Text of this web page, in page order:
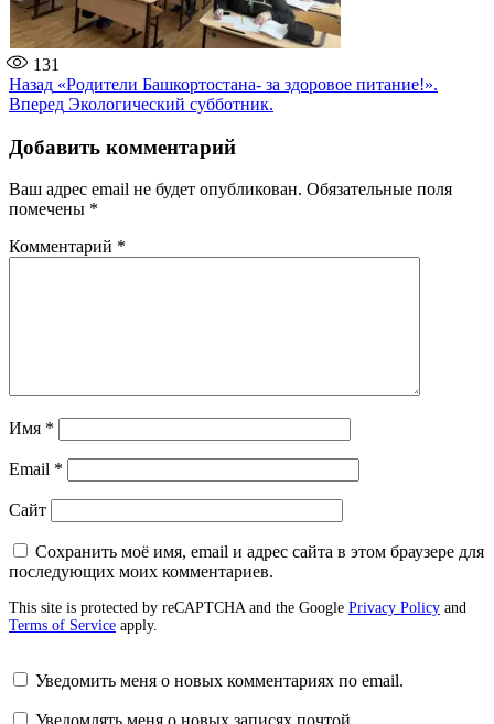
131
Навигация
по
записям
Назад Предыдущая
запись:
«Родители Башкортостана- за здоровое питание!».
Вперед Следующая
Экологический субботник.
Добавить комментарий
Ваш адрес email не будет опубликован. Обязательные поля
помечены *
Комментарий *
Имя *
Email *
Сайт
Сохранить моё имя, email и адрес сайта в этом браузере для
последующих моих комментариев.
This site is protected by reCAPTCHA and the Google Privacy Policy and
Terms of Service apply.
Уведомить меня о новых комментариях по email.